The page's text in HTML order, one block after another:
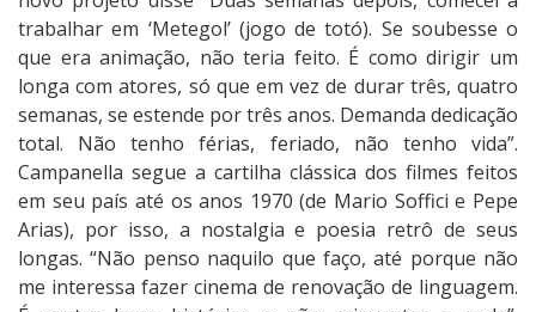
e
t
o
r
J
u
a
n
J
o
s
trabalhar em ‘Metegol’ (jogo de totó). Se soubesse o
que era animação, não teria feito. É como dirigir um
longa com atores, só que em vez de durar três, quatro
semanas, se estende por três anos. Demanda dedicação
total. Não tenho férias, feriado, não tenho vida”.
Campanella segue a cartilha clássica dos filmes feitos
em seu país até os anos 1970 (de Mario Soffici e Pepe
Arias), por isso, a nostalgia e poesia retrô de seus
longas. “Não penso naquilo que faço, até porque não
me interessa fazer cinema de renovação de linguagem.